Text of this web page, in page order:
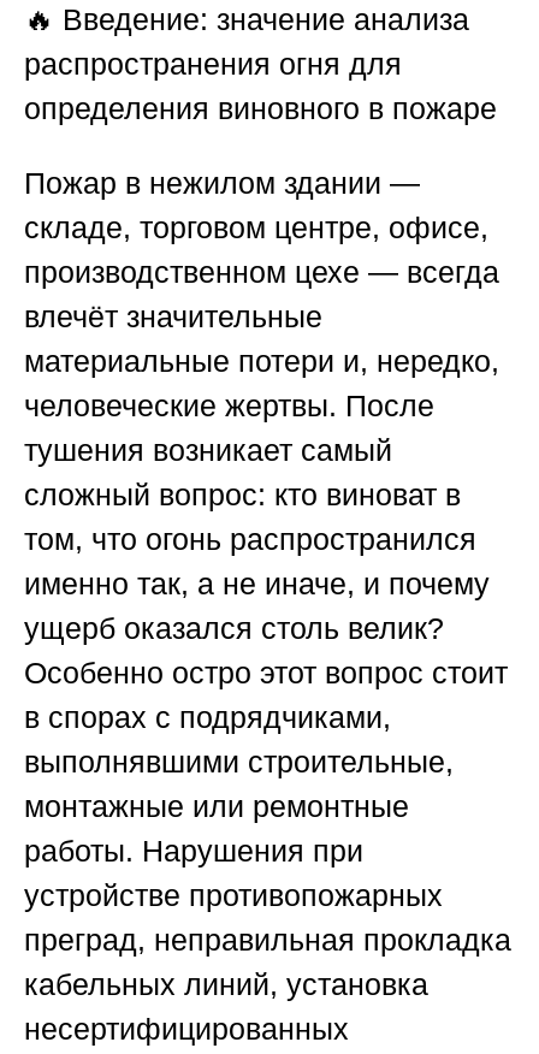
🔥 Введение: значение анализа
распространения огня для
определения виновного в пожаре
Пожар в нежилом здании —
складе, торговом центре, офисе,
производственном цехе — всегда
влечёт значительные
материальные потери и, нередко,
человеческие жертвы. После
тушения возникает самый
сложный вопрос: кто виноват в
том, что огонь распространился
именно так, а не иначе, и почему
ущерб оказался столь велик?
Особенно остро этот вопрос стоит
в спорах с подрядчиками,
выполнявшими строительные,
монтажные или ремонтные
работы. Нарушения при
устройстве противопожарных
преград, неправильная прокладка
кабельных линий, установка
несертифицированных